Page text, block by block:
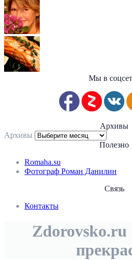
Мы в
Архивы
Архивы
Полезно
Romaha.su
Фотограф Роман Данилин
Связь
Контакты